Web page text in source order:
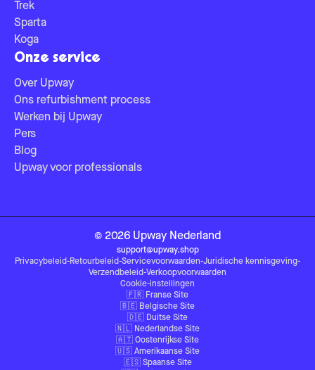
Trek
Sparta
Koga
Onze service
Over Upway
Ons refurbishment process
Werken bij Upway
Pers
Blog
Upway voor professionals
© 2026 Upway Nederland
support@upway.shop
Privacybeleid-Retourbeleid-Servicevoorwaarden-Juridische kennisgeving-
Verzendbeleid-Verkoopvoorwaarden
Cookie-instellingen
🇫🇷 Franse Site
🇧🇪 Belgische Site
🇩🇪 Duitse Site
🇳🇱 Nederlandse Site
🇦🇹 Oostenrijkse Site
🇺🇸 Amerikaanse Site
🇪🇸 Spaanse Site